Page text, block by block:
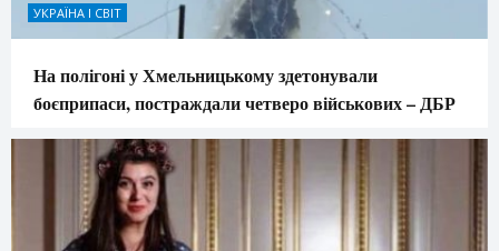
УКРАЇНА І СВІТ
На полігоні у Хмельницькому здетонували
боєприпаси, постраждали четверо військових – ДБР